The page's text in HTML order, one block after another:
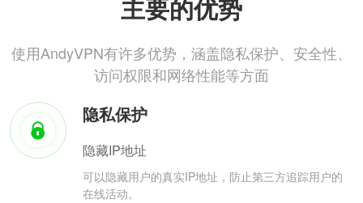
主要的优势
使用AndyVPN有许多优势，涵盖隐私保护、安全性、
访问权限和网络性能等方面
隐私保护
隐藏IP地址
可以隐藏用户的真实IP地址，防止第三方追踪用户的
在线活动。